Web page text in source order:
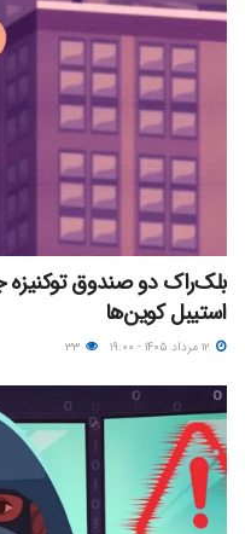
بلک‌راک دو صندوق توکنیزه
استیبل کوین‌ها